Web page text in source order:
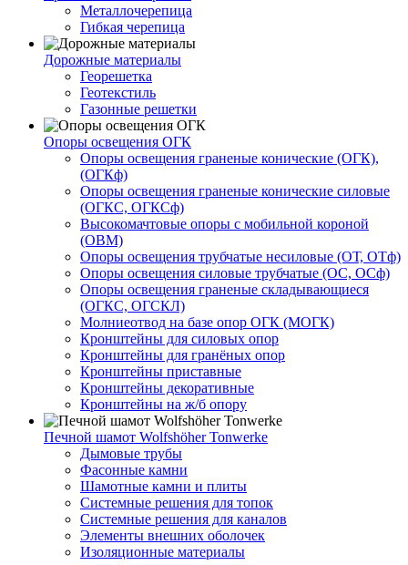
Металлочерепица
Гибкая черепица
Дорожные материалы
Георешетка
Геотекстиль
Газонные решетки
Опоры освещения ОГК
Опоры освещения граненые конические (ОГК),
(ОГКф)
Опоры освещения граненые конические силовые
(ОГКС, ОГКСф)
Высокомачтовые опоры с мобильной короной
(ОВМ)
Опоры освещения трубчатые несиловые (ОТ, ОТф)
Опоры освещения силовые трубчатые (ОС, ОСф)
Опоры освещения граненые складывающиеся
(ОГКС, ОГСКЛ)
Молниеотвод на базе опор ОГК (МОГК)
Кронштейны для силовых опор
Кронштейны для гранёных опор
Кронштейны приставные
Кронштейны декоративные
Кронштейны на ж/б опору
Печной шамот Wolfshöher Tonwerke
Дымовые трубы
Фасонные камни
Шамотные камни и плиты
Системные решения для топок
Системные решения для каналов
Элементы внешних оболочек
Изоляционные материалы